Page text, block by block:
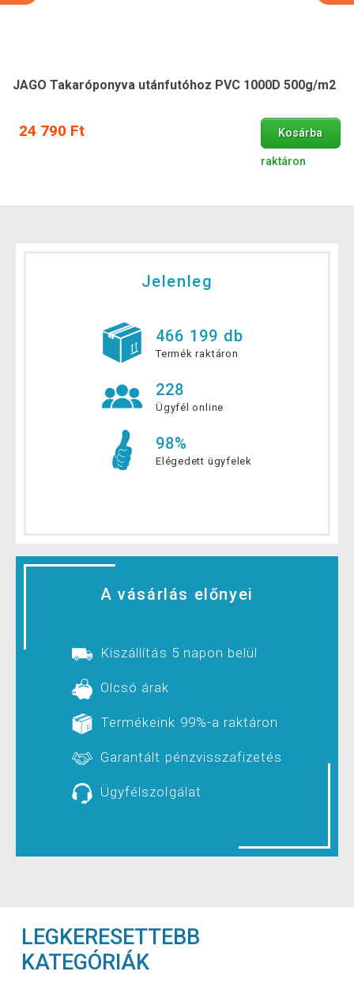
JAGO Takaróponyva utánfutóhoz PVC 1000D 500g/m2
24 790 Ft Kosárba
raktáron
Jelenleg
466 199 db
Termék raktáron
228
Ügyfél online
98%
Elégedett ügyfelek
A vásárlás előnyei
Kiszállítás 5 napon belül
Olcsó árak
Termékeink 99%-a raktáron
Garantált pénzvisszafizetés
Ügyfélszolgálat
LEGKERESETTEBB
KATEGÓRIÁK